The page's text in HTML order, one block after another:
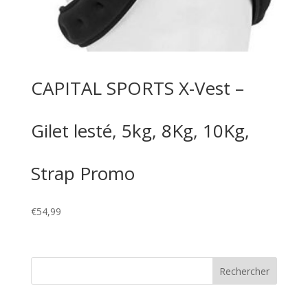
CAPITAL SPORTS X-Vest –
Gilet lesté, 5kg, 8Kg, 10Kg,
Strap Promo
€54,99